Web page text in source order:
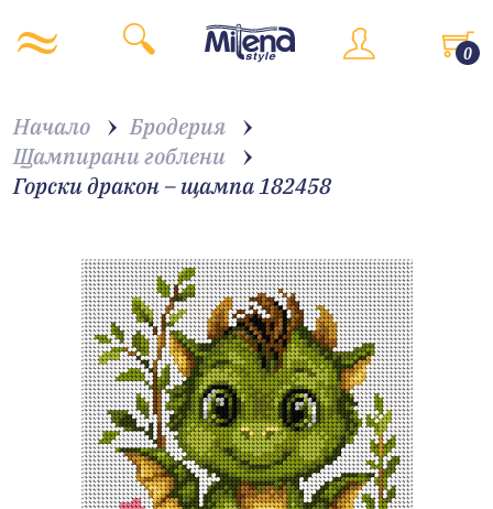
0
Начало
Бродерия
Щампирани гоблени
Горски дракон – щампа 182458